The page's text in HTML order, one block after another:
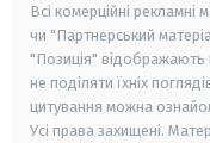
Всі комерційні рекламні
чи "Партнерський
"Позиція" відображають
не поділяти їхніх
цитування можна
Усі права захищені.